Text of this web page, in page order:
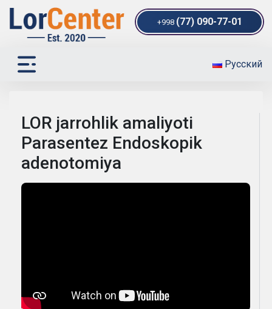
+998 (77) 090-77-01
Русский
LOR jarrohlik amaliyoti
Parasentez Endoskopik
adenotomiya